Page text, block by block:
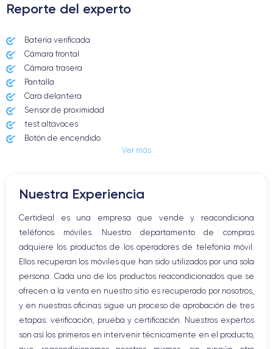
Dimensiones y Peso iPhone 16
20/09/2023
Dimensiones
147.6×71.6×7.8 mm
Peso
170 g
Pantalla
OLED 6.1 pulgadas
Resol. pantalla
2556x1179 píxeles
8 GB 128, 256, 512 GB
Nombre CPU Núm. de núcleos
Reporte del experto
Batería verificada
Cámara frontal
Cámara trasera
Pantalla
Cara delantera
Sensor de proximidad
test altavoces
Botón de encendido
Altavoz
Botón Inicio
Bluetooth
WiFi
Red móvil
Vibración
Conector USB
Ver más
Nuestra Experiencia
Certideal es una empresa que vende y reacondiciona
teléfonos móviles. Nuestro departamento de compras
adquiere los productos de los operadores de telefonía móvil.
Ellos recuperan los móviles que han sido utilizados por una sola
persona. Cada uno de los productos reacondicionados que se
ofrecen a la venta en nuestro sitio es recuperado por nosotros,
y en nuestras oficinas sigue un proceso de aprobación de tres
etapas: verificación, prueba y certificación. Nuestros expertos
son así los primeros en intervenir técnicamente en el producto,